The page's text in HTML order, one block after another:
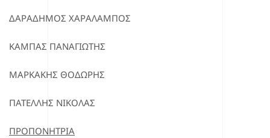
ΔΑΡΑΔΗΜΟΣ ΧΑΡΑΛΑΜΠΟΣ
ΚΑΜΠΑΣ ΠΑΝΑΓΙΩΤΗΣ
ΜΑΡΚΑΚΗΣ ΘΟΔΩΡΗΣ
ΠΑΤΕΛΛΗΣ ΝΙΚΟΛΑΣ
ΠΡΟΠΟΝΗΤΡΙΑ